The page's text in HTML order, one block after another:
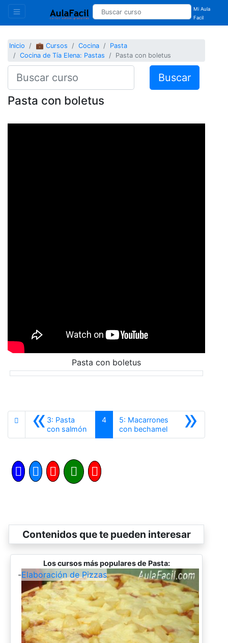
Mi Aula
Facil
Inicio 💼 Cursos Cocina
Pasta
Cocina de Tía Elena: Pastas
Pasta con boletus
Buscar
Pasta con boletus
Pasta con boletus
«3: Pasta
con salmónAnterior
4 »
5: Macarrones
con bechamelSiguiente
Contenidos que te pueden interesar
Los cursos más populares de Pasta:
-Elaboración de Pizzas